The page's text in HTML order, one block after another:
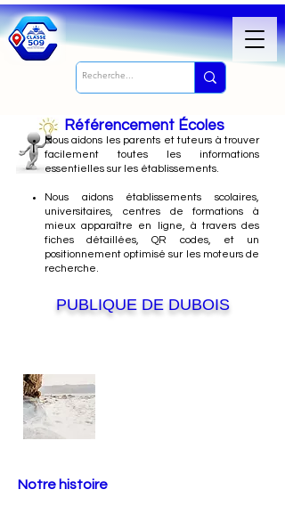
Référencement Écoles
Nousaidons les parents et tuteurs à trouver
facilement toutes les informations
essentielles sur les établissements.
Nous aidons établissements scolaires,
universitaires, centres de formations à
mieux apparaître en ligne, à travers des
fiches détaillées, QR codes, et un
positionnement optimisé sur les moteurs de
recherche.
PUBLIQUE DE DUBOIS
Notre histoire